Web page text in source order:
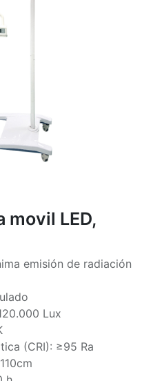
movil LED,
emisión de radiación
Lux
(CRI): ≥95 Ra